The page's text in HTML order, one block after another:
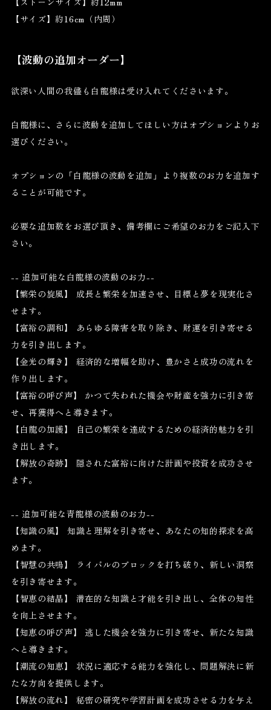
【サイズ】約16cm（内周）
【波動の追加オーダー】
欲深い人間の我儘も白龍様は受け入れてくださいます。
白龍様に、さらに波動を追加してほしい方はオプションよりお
選びください。
オプションの「白龍様の波動を追加」より複数のお力を追加す
ることが可能です。
必要な追加数をお選び頂き、備考欄にご希望のお力をご記入下
さい。
-- 追加可能な白龍様の波動のお力--
【繁栄の旋風】 成長と繁栄を加速させ、目標と夢を現実化さ
せます。
【富裕の調和】 あらゆる障害を取り除き、財運を引き寄せる
力を引き出します。
【金光の輝き】 経済的な増幅を助け、豊かさと成功の流れを
作り出します。
【富裕の呼び声】 かつて失われた機会や財産を強力に引き寄
せ、再獲得へと導きます。
【白龍の加護】 自己の繁栄を達成するための経済的魅力を引
き出します。
【解放の奇跡】 隠された富裕に向けた計画や投資を成功させ
ます。
-- 追加可能な青龍様の波動のお力--
【知識の風】 知識と理解を引き寄せ、あなたの知的探求を高
めます。
【智慧の共鳴】 ライバルのブロックを打ち破り、新しい洞察
を引き寄せます。
【智恵の結晶】 潜在的な知識と才能を引き出し、全体の知性
を向上させます。
【知恵の呼び声】 逃した機会を強力に引き寄せ、新たな知識
へと導きます。
【潮流の知恵】 状況に適応する能力を強化し、問題解決に新
たな方向を提供します。
【解放の流れ】 秘密の研究や学習計画を成功させる力を与え